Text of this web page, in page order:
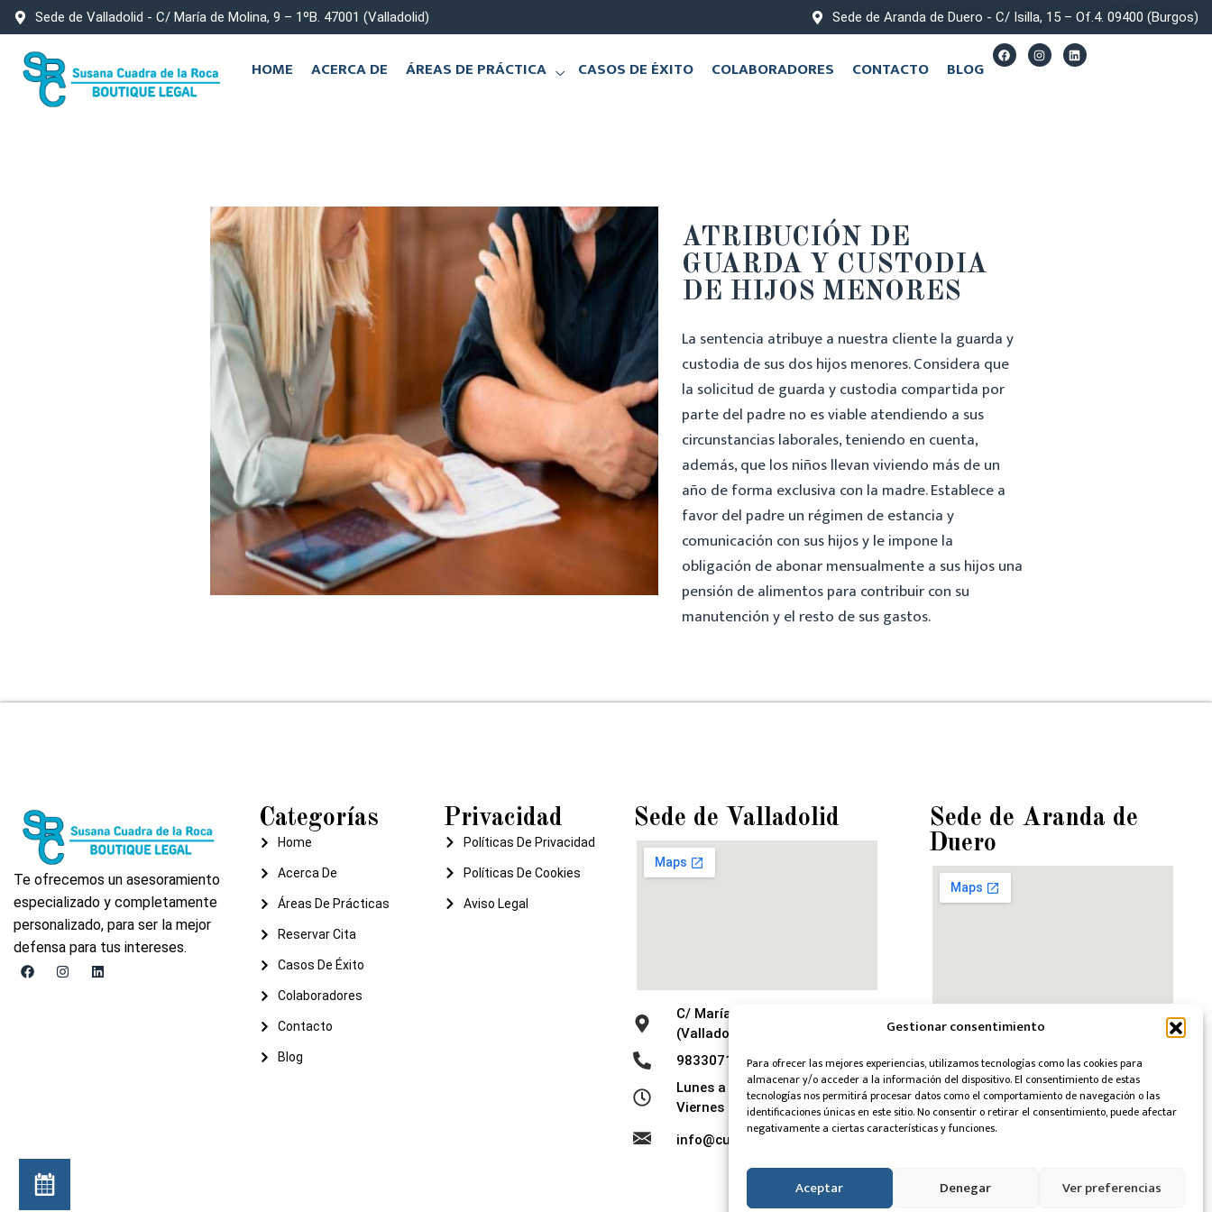
Gestionar consentimiento
Para ofrecer las mejores experiencias, utilizamos tecnologías como las cookies para
almacenar y/o acceder a la información del dispositivo. El consentimiento de estas
tecnologías nos permitirá procesar datos como el comportamiento de navegación o las
identificaciones únicas en este sitio. No consentir o retirar el consentimiento, puede afectar
negativamente a ciertas características y funciones.
Aceptar Denegar Ver preferencias
Sede de Valladolid - C/ María de Molina, 9 – 1ºB. 47001 (Valladolid) Sede de Aranda de Duero - C/ Isilla, 15 – Of.4. 09400 (Burgos)
HOME ACERCA DE ÁREAS DE PRÁCTICA CASOS DE ÉXITO COLABORADORES CONTACTO BLOG
ATRIBUCIÓN DE
GUARDA Y CUSTODIA
DE HIJOS MENORES
La sentencia atribuye a nuestra cliente la guarda y
custodia de sus dos hijos menores. Considera que
la solicitud de guarda y custodia compartida por
parte del padre no es viable atendiendo a sus
circunstancias laborales, teniendo en cuenta,
además, que los niños llevan viviendo más de un
año de forma exclusiva con la madre. Establece a
favor del padre un régimen de estancia y
comunicación con sus hijos y le impone la
obligación de abonar mensualmente a sus hijos una
pensión de alimentos para contribuir con su
manutención y el resto de sus gastos.
Te ofrecemos un asesoramiento
especializado y completamente
personalizado, para ser la mejor
defensa para tus intereses.
Categorías
Home
Acerca De
Áreas De Prácticas
Reservar Cita
Casos De Éxito
Colaboradores
Contacto
Blog
Privacidad
Políticas De Privacidad
Políticas De Cookies
Aviso Legal
Sede de Valladolid
C/ María de Molina, 9 – 1ºB. 47001
(Valladolid)
983307119 - 651768012
Lunes a jueves de 9:30 a 19:30 hrs.
Viernes de 9:30 a 14:00 hrs.
info@cuadradelarocaabogada.com
Sede de Aranda de
Duero
C/ Isilla, 15 – OF. 4. 09400 Aranda
de Duero (Burgos)
947611836 - 651768012
Lunes a jueves de 9:30 a 19:30 hrs.
Viernes de 9:30 a 14:00 hrs.